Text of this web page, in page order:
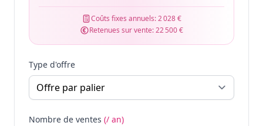
Coûts fixes annuels:2 028 €
Retenues sur vente:22 500 €
Type d'offre
Nombre de ventes (/ an)